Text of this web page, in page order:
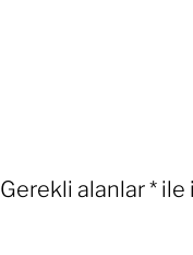
Gerekli alanlar* ile